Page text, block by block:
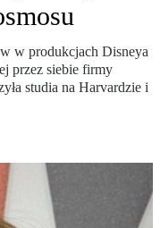
w produkcjach Disneya
przez siebie firmy
studia na Harvardzie i